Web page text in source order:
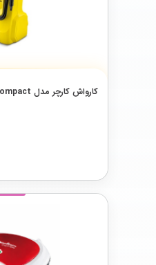
کارواش کارچر مدل K2 Compact